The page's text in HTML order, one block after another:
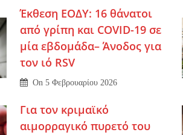
Έκθεση ΕΟΔΥ: 16 θάνατοι
από γρίπη και COVID-19 σε
μία εβδομάδα– Άνοδος για
τον ιό RSV
On5 Φεβρουαρίου 2026
Για τον κριμαϊκό
αιμορραγικό πυρετό του